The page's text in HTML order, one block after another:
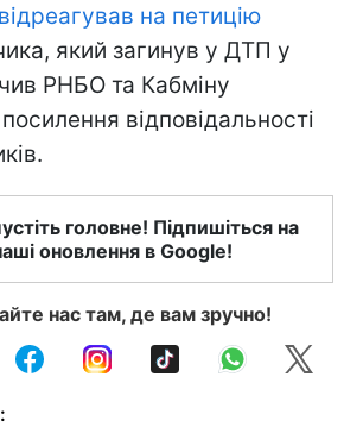
відреагував на петицію
який загинув у ДТП у
РНБО та Кабміну
відповідальності
головне! Підпишіться на
оновлення в Google!
нас там, де вам зручно!